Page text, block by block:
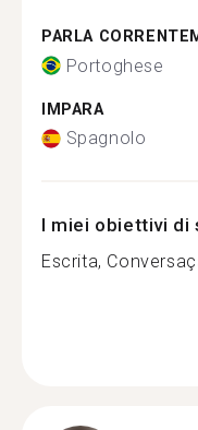
PARLA
Portoghese
IMPARA
Spagnolo
I miei obiettivi di
Escrita,